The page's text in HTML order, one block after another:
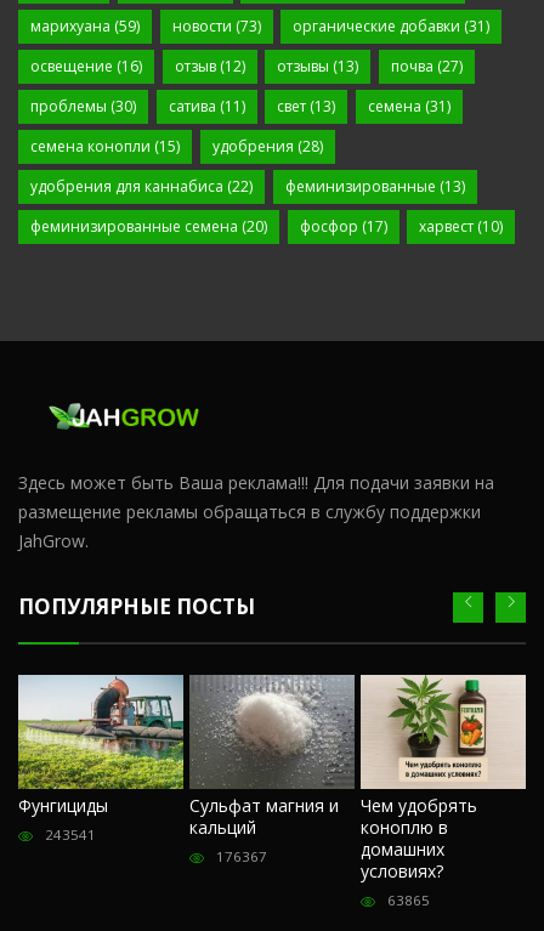
марихуана (59) новости (73) органические добавки (31)
освещение (16) отзыв(12) отзывы (13) почва (27)
проблемы (30) сатива (11) свет (13) семена (31)
семена конопли (15) удобрения (28)
удобрения для каннабиса (22) феминизированные (13)
феминизированные семена (20) фосфор (17) харвест (10)
Здесь может быть Ваша реклама!!! Для подачи заявки на
размещение рекламы обращаться в службу поддержки
JahGrow.
ПОПУЛЯРНЫЕ ПОСТЫ
Фунгициды
243541
Сульфат магния и
кальций
176367
Чем удобрять
коноплю в
домашних
условиях?
63865